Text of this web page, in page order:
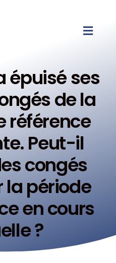
épuisé ses
de la
référence
Peut-il
congés
la période
en cours
?